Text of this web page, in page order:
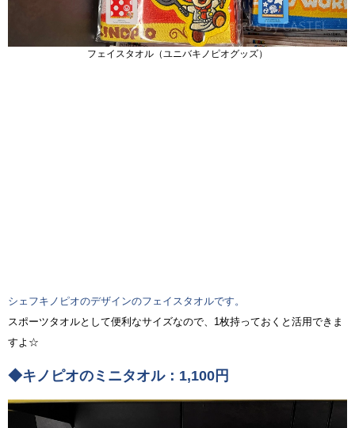
フェイスタオル（ユニバキノピオグッズ）
シェフキノピオのデザインのフェイスタオルです。
スポーツタオルとして便利なサイズなので、1枚持っておくと活用できま
すよ☆
◆キノピオのミニタオル：1,100円